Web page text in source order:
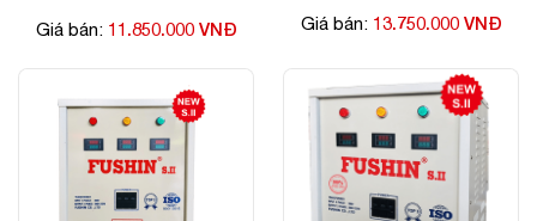
Giá bán: 11.850.000 VNĐ Giá bán: 13.750.000 VNĐ